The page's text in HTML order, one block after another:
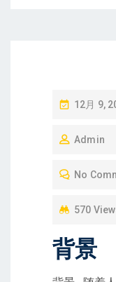
P
S
N
12月 9,
Admin
No
570
背景